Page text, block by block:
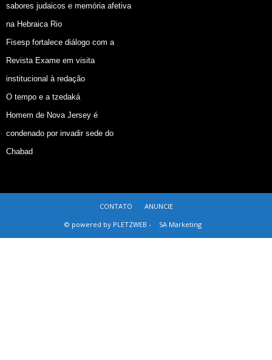
sabores judaicos e memória afetiva
na Hebraica Rio
Fisesp fortalece diálogo com a
Revista Exame em visita
institucional à redação
O tempo e a tzedaká
Homem de Nova Jersey é
condenado por invadir sede do
Chabad
CONTATO
ANUNCIE
© powered by PLETZWEB -
SA Marketing